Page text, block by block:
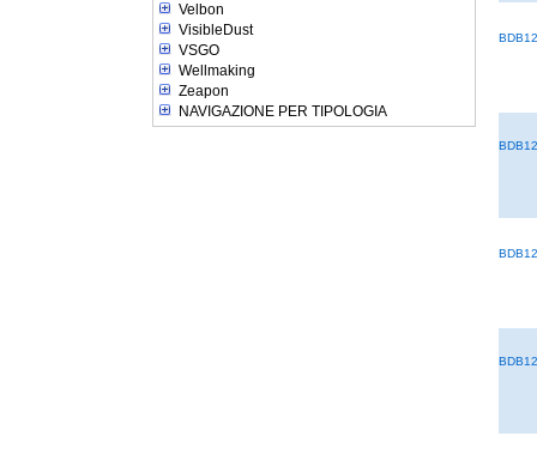
Velbon
VisibleDust
VSGO
Wellmaking
Zeapon
NAVIGAZIONE PER TIPOLOGIA